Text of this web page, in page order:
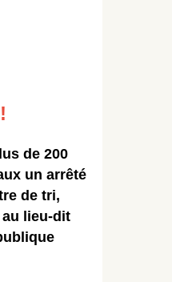
de 200
un arrêté
de tri,
lieu-dit